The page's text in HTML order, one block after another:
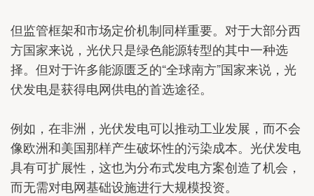
但监管框架和市场定价机制同样重要。对于大部分西
方国家来说，光伏只是绿色能源转型的其中一种选
择。但对于许多能源匮乏的“全球南方”国家来说，光
伏发电是获得电网供电的首选途径。
例如，在非洲，光伏发电可以推动工业发展，而不会
像欧洲和美国那样产生破坏性的污染成本。光伏发电
具有可扩展性，这也为分布式发电方案创造了机会，
而无需对电网基础设施进行大规模投资。